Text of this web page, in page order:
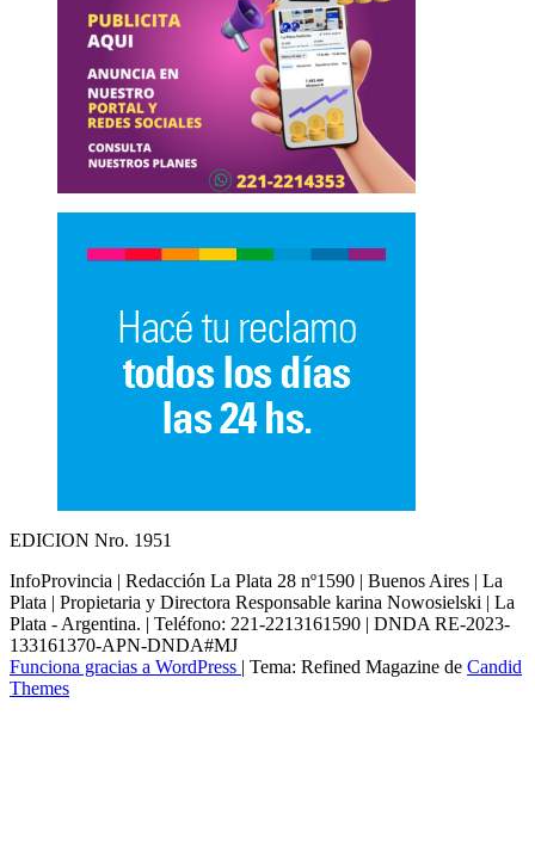
EDICION Nro. 1951
InfoProvincia | Redacción La Plata 28 nº1590 | Buenos Aires | La
Plata | Propietaria y Directora Responsable karina Nowosielski | La
Plata - Argentina. | Teléfono: 221-2213161590 | DNDA RE-2023-
133161370-APN-DNDA#MJ
Funciona gracias a WordPress
Tema: Refined Magazine de Candid
Themes